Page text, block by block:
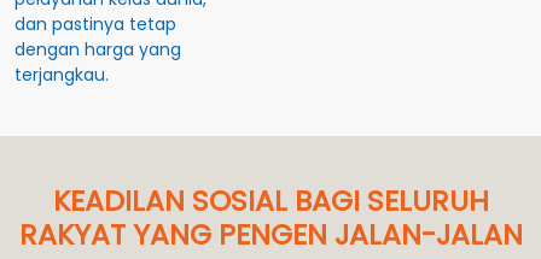
dan pastinya tetap
dengan harga yang
terjangkau.
KEADILAN SOSIAL BAGI SELURUH
RAKYAT YANG PENGEN JALAN-JALAN